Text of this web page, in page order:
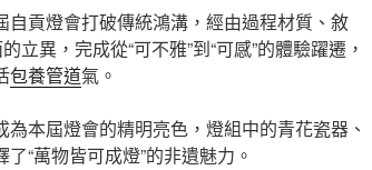
自貢燈會打破傳統鴻溝，經由過程材質、敘
立異，完成從“可不雅”到“可感”的體驗躍遷，
包養管道氣。
本屆燈會的精明亮色，燈組中的青花瓷器、
“萬物皆可成燈”的非遺魅力。